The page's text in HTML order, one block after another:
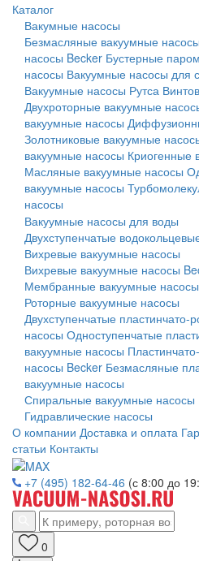
Каталог
Вакумные насосы
Безмасляные вакуумные насосы
насосы Becker Бустерные
насосы Вакуумные насосы для
Вакуумные насосы Рутса
Двухроторные вакуумные
вакуумные насосы
Золотниковые вакуумные
вакуумные насосы Криогенные
Масляные вакуумные насосы
вакуумные насосы
насосы
Вакуумные насосы для воды
Двухступенчатые
Вихревые вакуумные насосы
Вихревые вакуумные насосы
Мембранные вакуумные насосы
Роторные вакуумные насосы
Двухступенчатые пластинчато-
насосы Одноступенчатые
вакуумные насосы
насосы Becker Безмасляные
вакуумные насосы
Спиральные вакуумные насосы
Гидравлические насосы
О компании Доставка и оплата
статьи Контакты
+7 (495) 182-64-46 (с 8:00 до
0